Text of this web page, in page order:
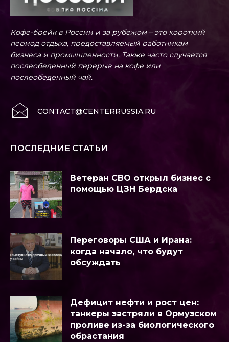
Кофе-брейк в России и за рубежом – это короткий
период отдыха, предоставляемый работникам
бизнеса и промышленности. Также часто случается
послеобеденный перерыв на кофе или
послеобеденный чай.
CONTACT@CENTERRUSSIA.RU
ПОСЛЕДНИЕ СТАТЬИ
Ветеран СВО открыл бизнес с
помощью ЦЗН Бердска
Переговоры США и Ирана:
когда начало, что будут
обсуждать
Дефицит нефти и рост цен:
танкеры застряли в Ормузском
проливе из-за биологического
обрастания